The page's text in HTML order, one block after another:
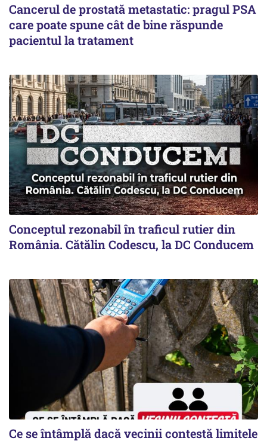
Cancerul de prostată metastatic: pragul PSA
care poate spune cât de bine răspunde
pacientul la tratament
Conceptul rezonabil în traficul rutier din
România. Cătălin Codescu, la DC Conducem
Ce se întâmplă dacă vecinii contestă limitele